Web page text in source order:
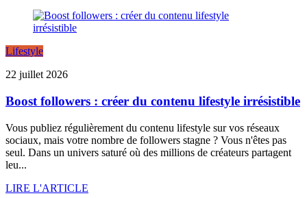
Lifestyle
22 juillet 2026
Boost followers : créer du contenu lifestyle irrésistible
Vous publiez régulièrement du contenu lifestyle sur vos réseaux
sociaux, mais votre nombre de followers stagne ? Vous n'êtes pas
seul. Dans un univers saturé où des millions de créateurs partagent
leu...
LIRE L'ARTICLE